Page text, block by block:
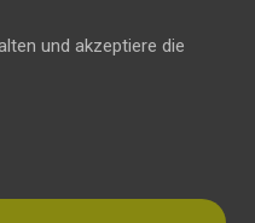
und akzeptiere die